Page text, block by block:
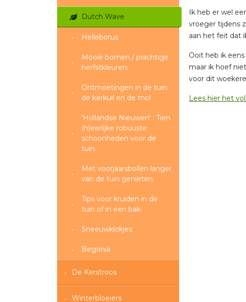
Dutch Wave
Helleborus
Mooie bomen / prachtige
herfstkleuren:
Ontmoetingen in de tuin:
de kerkuil en de mol
'Hollandse Nieuwen' : Tien
(h)eerlijke robuuste
schoonheden voor de
tuin.
Met voorjaarsbollen langer
van de tuin genieten.
Tips voor kruiden in de
tuin of in een bak:
Sneeuwklokjes
Begonia
De Kerstroos
Winterbloeiers
Ik heb er wel
vroeger tijdens
aan het feit dat
Ooit heb ik
maar ik hoef
voor dit
Lees hier het